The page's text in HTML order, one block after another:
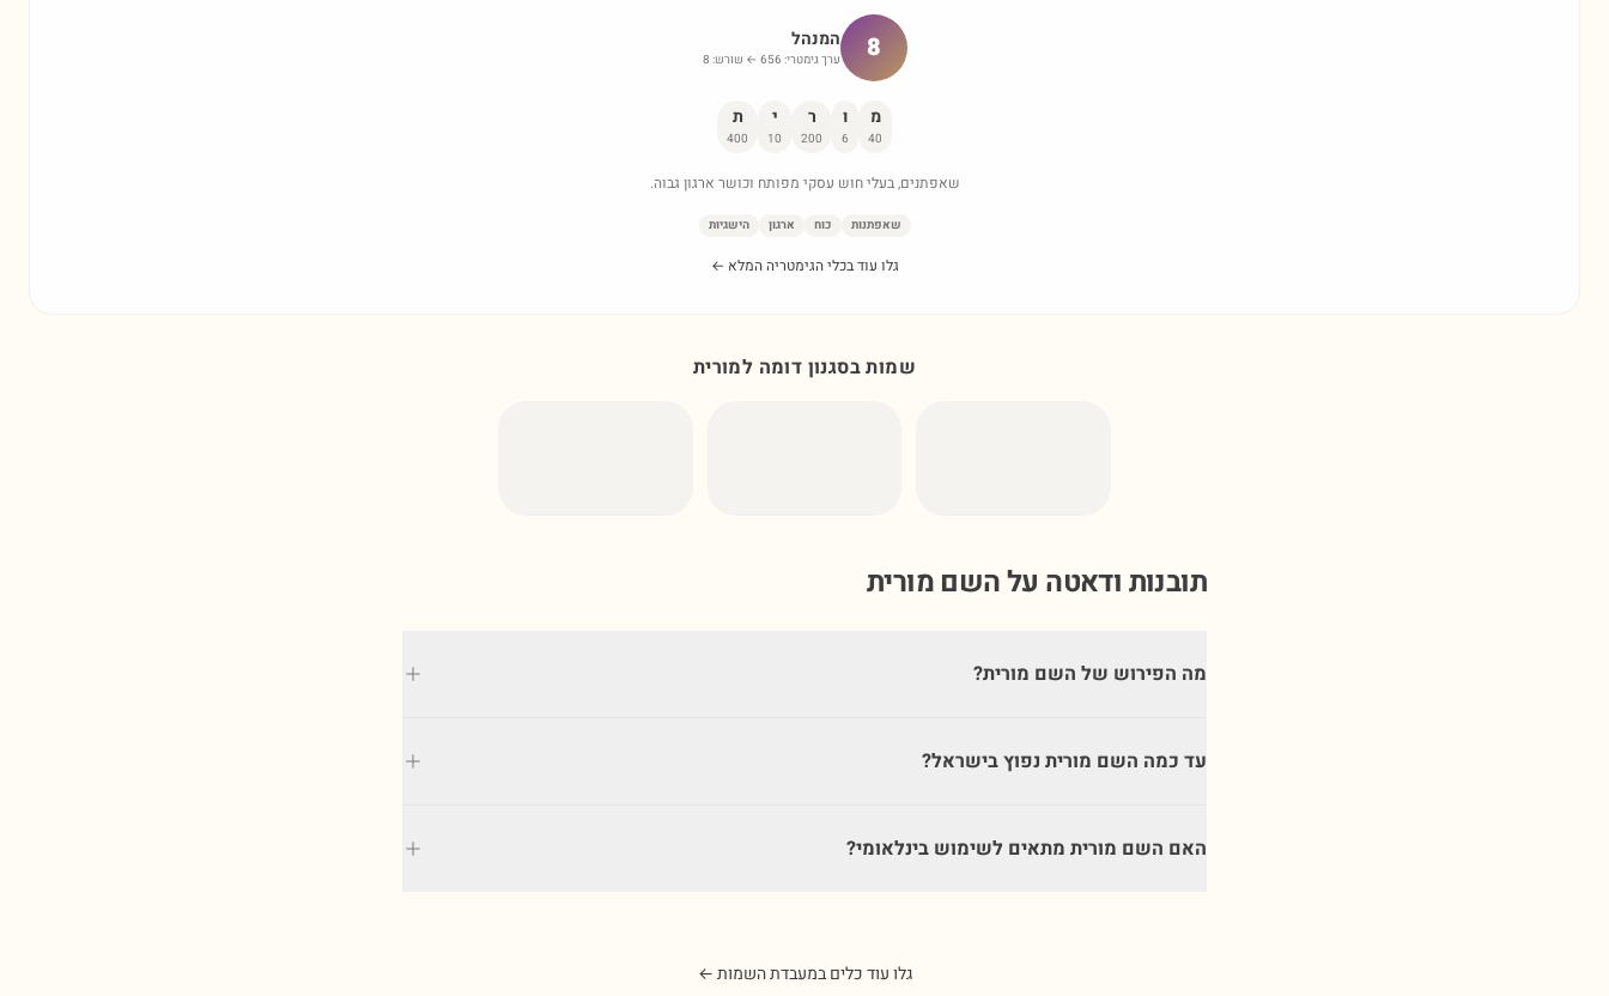
8 המנהל
ערך גימטרי: 656 ← שורש: 8
מ
40
ו
6
ר
200
י
10
ת
400
שאפתנים, בעלי חוש עסקי מפותח וכושר ארגון גבוה.
שאפתנות כוח ארגון הישגיות
גלו עוד בכלי הגימטריה המלא ←
שמות בסגנון דומה למורית
תובנות ודאטה על השם מורית
מה הפירוש של השם מורית?
עד כמה השם מורית נפוץ בישראל?
האם השם מורית מתאים לשימוש בינלאומי?
גלו עוד כלים במעבדת השמות ←